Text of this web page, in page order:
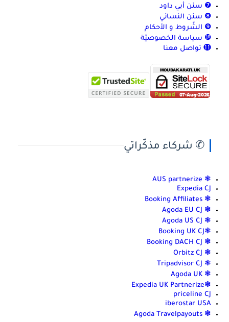
❼ سنن أبي داود
❽ سنن النسائي
❾ الشّروط و الأحكام
❿ سياسة الخصوصيّة
⓫ تواصل معنا
✆ شركاء مذكّراتي
❃ AUS partnerize
Expedia CJ
❃ Booking Affiliates
❃ Agoda EU CJ
❃ Agoda US CJ
❃Booking UK CJ
❃ Booking DACH CJ
❃ Orbitz CJ
❃ Tripadvisor CJ
❃ Agoda UK
❃Expedia UK Partnerize
priceline CJ
iberostar USA
❃ Agoda Travelpayouts